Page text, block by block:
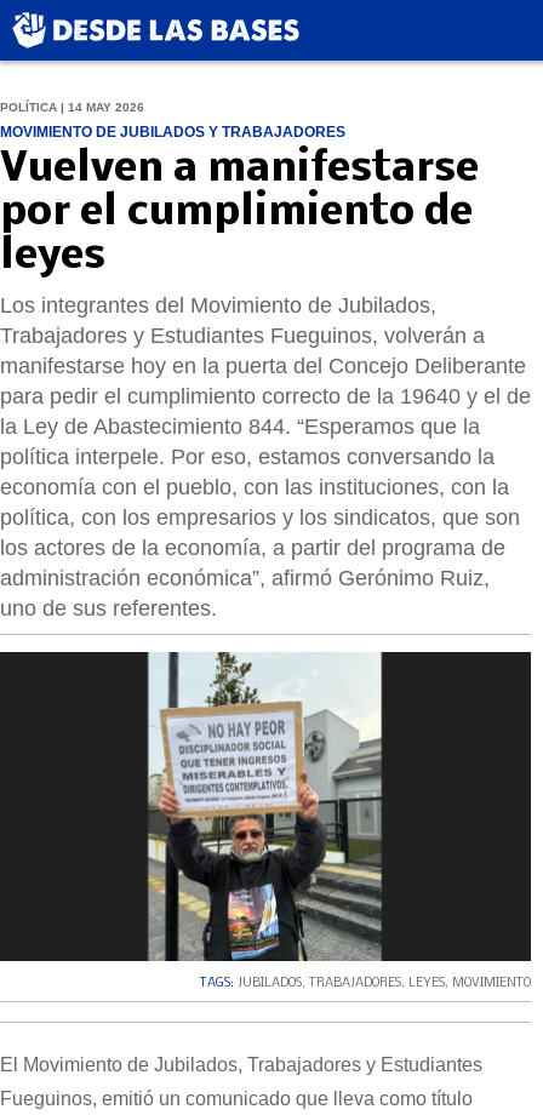
POLÍTICA | 14 MAY 2026
MOVIMIENTO DE JUBILADOS Y TRABAJADORES
Vuelven a manifestarse
por el cumplimiento de
leyes
Los integrantes del Movimiento de Jubilados,
Trabajadores y Estudiantes Fueguinos, volverán a
manifestarse hoy en la puerta del Concejo Deliberante
para pedir el cumplimiento correcto de la 19640 y el de
la Ley de Abastecimiento 844. “Esperamos que la
política interpele. Por eso, estamos conversando la
economía con el pueblo, con las instituciones, con la
política, con los empresarios y los sindicatos, que son
los actores de la economía, a partir del programa de
administración económica”, afirmó Gerónimo Ruiz,
uno de sus referentes.
TAGS: JUBILADOS, TRABAJADORES, LEYES, MOVIMIENTO
El Movimiento de Jubilados, Trabajadores y Estudiantes
Fueguinos, emitió un comunicado que lleva como título